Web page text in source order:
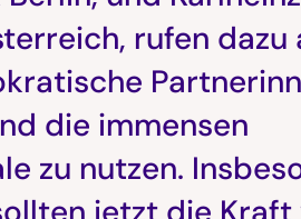
rufen dazu
die immensen
zu nutzen.